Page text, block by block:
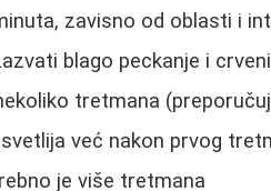
zavisno od oblasti i
blago peckanje i
tretmana
već nakon prvog
je više tretmana